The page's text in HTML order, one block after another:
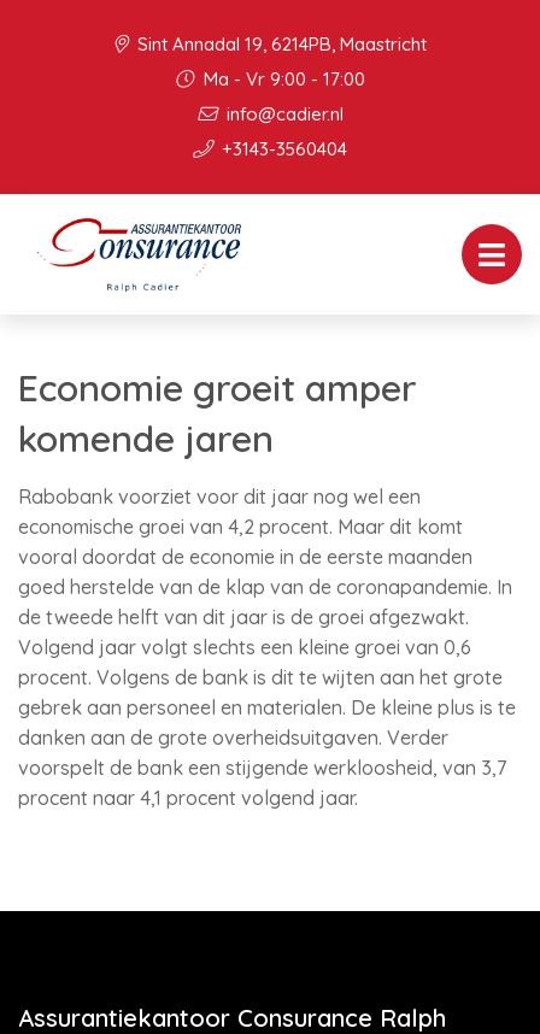
Sint Annadal 19, 6214PB, Maastricht
Ma - Vr 9:00 - 17:00
info@cadier.nl
+3143-3560404
Economie groeit amper
komende jaren
Rabobank voorziet voor dit jaar nog wel een
economische groei van 4,2 procent. Maar dit komt
vooral doordat de economie in de eerste maanden
goed herstelde van de klap van de coronapandemie. In
de tweede helft van dit jaar is de groei afgezwakt.
Volgend jaar volgt slechts een kleine groei van 0,6
procent. Volgens de bank is dit te wijten aan het grote
gebrek aan personeel en materialen. De kleine plus is te
danken aan de grote overheidsuitgaven. Verder
voorspelt de bank een stijgende werkloosheid, van 3,7
procent naar 4,1 procent volgend jaar.
Assurantiekantoor Consurance Ralph